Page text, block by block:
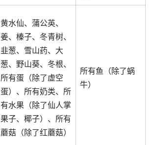
黄水仙、蒲公英、
姜、榛子、冬青树、
韭葱、雪山药、大
葱、野山葵、冬根、
所有蛋（除了虚空
蛋）、所有奶类、所
有水果（除了仙人掌
果子、椰子）、所有
蘑菇（除了红蘑菇）
所有鱼（除了蜗
牛）